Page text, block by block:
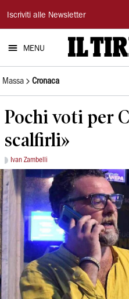
Il
Tirreno
Iscriviti alle Newsletter
MENU
Massa Cronaca
Pochi voti per
scalfirli»
Ivan Zambelli